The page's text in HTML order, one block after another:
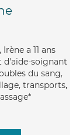
a 11 ans
d'aide-soignant
du sang,
transports,